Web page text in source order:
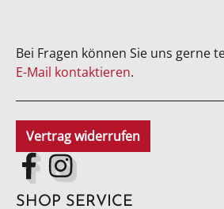
Bei Fragen können Sie uns gerne
E-Mail kontaktieren.
Vertrag widerrufen
SHOP SERVICE